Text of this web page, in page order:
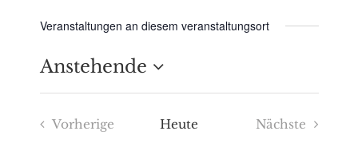
Veranstaltungen an diesem veranstaltungsort
Anstehende
Datum
wählen.
Vorherige
Heute
Nächste